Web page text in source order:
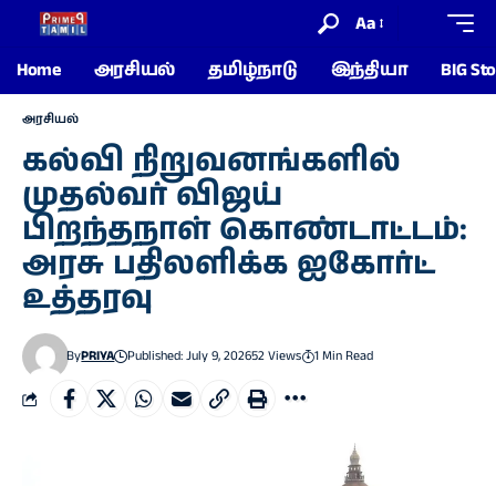
Aa
Home
அரசியல் தமிழ்நாடு இந்தியா BIG
அரசியல்
கல்வி நிறுவனங்களில்
முதல்வர் விஜய்
பிறந்தநாள் கொண்டாட்டம்:
அரசு பதிலளிக்க ஐகோர்ட்
உத்தரவு
ByPRIYA Published: July 9, 202652 Views 1 Min Read